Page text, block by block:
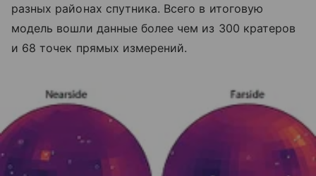
разных районах спутника. Всего в итоговую
модель вошли данные более чем из 300 кратеров
и 68 точек прямых измерений.